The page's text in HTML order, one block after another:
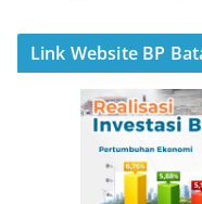
Link Website BP